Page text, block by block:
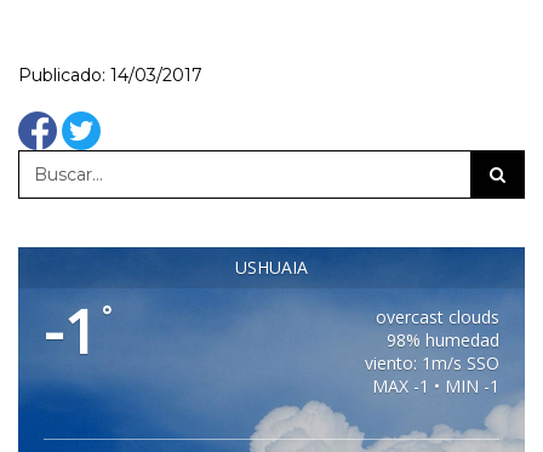
Publicado: 14/03/2017
USHUAIA
-1 °
overcast clouds
98% humedad
viento: 1m/s SSO
MAX -1 • MIN -1